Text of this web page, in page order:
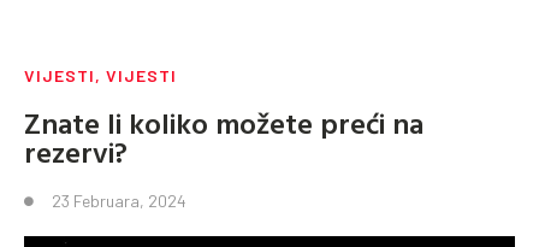
VIJESTI, VIJESTI
Znate li koliko možete preći na
rezervi?
23 Februara, 2024